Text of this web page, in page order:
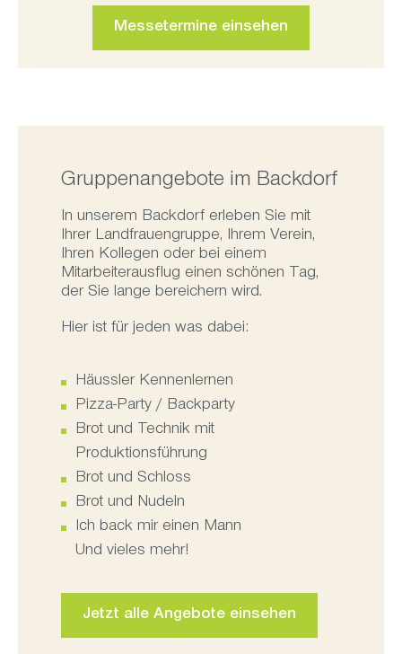
Messetermine einsehen
Gruppenangebote im Backdorf
In unserem Backdorf erleben Sie mit
Ihrer Landfrauengruppe, Ihrem Verein,
Ihren Kollegen oder bei einem
Mitarbeiterausflug einen schönen Tag,
der Sie lange bereichern wird.
Hier ist für jeden was dabei:
Häussler Kennenlernen
Pizza-Party / Backparty
Brot und Technik mit
Produktionsführung
Brot und Schloss
Brot und Nudeln
Ich back mir einen Mann
Und vieles mehr!
Jetzt alle Angebote einsehen